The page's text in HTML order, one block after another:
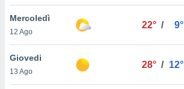
la
nella
Mercoledì
12 Ago
22° / 9°
Giovedi
13 Ago
28° / 12°